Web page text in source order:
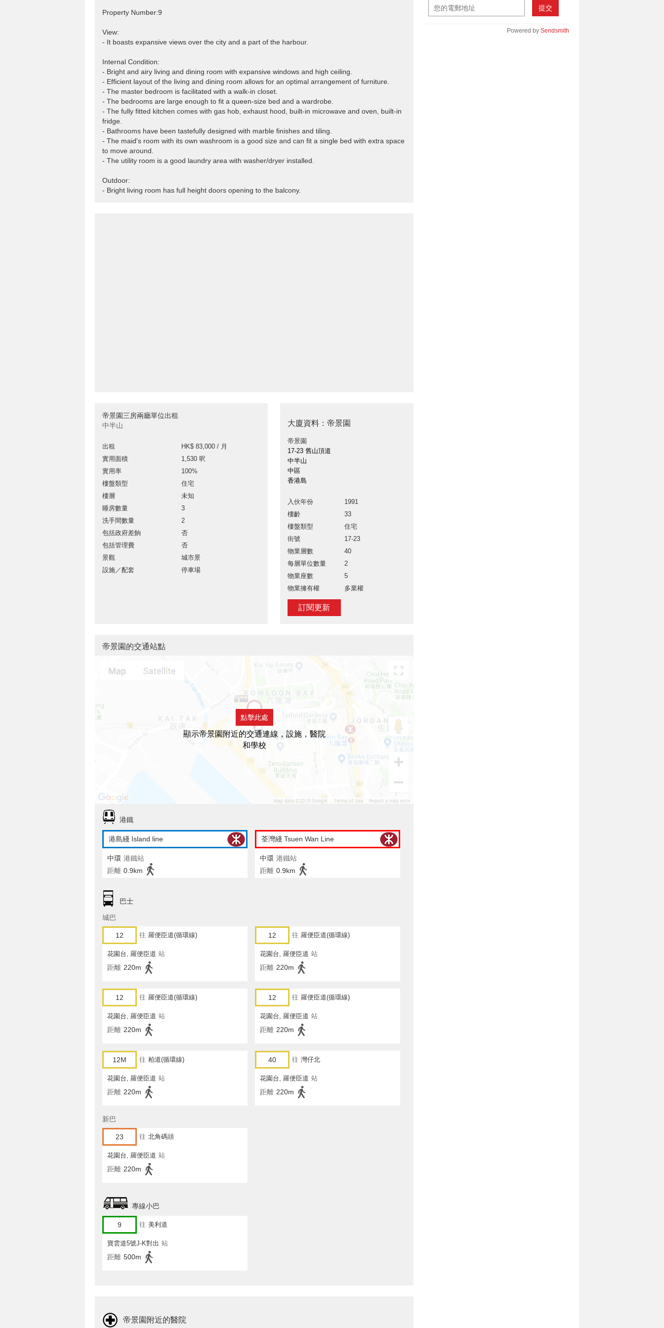
Property Number:9
View:
- It boasts expansive views over the city and a part of the harbour.
Internal Condition:
- Bright and airy living and dining room with expansive windows and high ceiling.
- Efficient layout of the living and dining room allows for an optimal arrangement of furniture.
- The master bedroom is facilitated with a walk-in closet.
- The bedrooms are large enough to fit a queen-size bed and a wardrobe.
- The fully fitted kitchen comes with gas hob, exhaust hood, built-in microwave and oven, built-in
fridge.
- Bathrooms have been tastefully designed with marble finishes and tiling.
- The maid's room with its own washroom is a good size and can fit a single bed with extra space
to move around.
- The utility room is a good laundry area with washer/dryer installed.
Outdoor:
- Bright living room has full height doors opening to the balcony.
帝景園三房兩廳單位出租
中半山
出租
HK$ 83,000 / 月
實用面積
1,530 呎
實用率
100%
樓盤類型
住宅
樓層
未知
睡房數量
3
洗手間數量
2
包括政府差餉
否
包括管理費
否
景觀
城市景
設施／配套
停車場
大廈資料：帝景園
帝景園
17-23 舊山頂道
中半山
中區
香港島
入伙年份
1991
樓齡
33
樓盤類型
住宅
街號
17-23
物業層數
40
每層單位數量
2
物業座數
5
物業擁有權
多業權
訂閱更新
提交
Powered by Sendsmith
帝景園的交通站點
點擊此處
顯示帝景園附近的交通連線，設施，醫院
和學校
港鐵
港島綫 Island line
中環 港鐵站
距離 0.9km
荃灣綫 Tsuen Wan Line
中環 港鐵站
距離 0.9km
巴士
城巴
12 往 羅便臣道(循環線)
花園台, 羅便臣道 站
距離 220m
12 往 羅便臣道(循環線)
花園台, 羅便臣道 站
距離 220m
12 往 羅便臣道(循環線)
花園台, 羅便臣道 站
距離 220m
12 往 羅便臣道(循環線)
花園台, 羅便臣道 站
距離 220m
12M 往 柏道(循環線)
花園台, 羅便臣道 站
距離 220m
40 往 灣仔北
花園台, 羅便臣道 站
距離 220m
新巴
23 往 北角碼頭
花園台, 羅便臣道 站
距離 220m
專線小巴
9 往 美利道
寶雲道5號J-K對出 站
距離 500m
帝景園附近的醫院